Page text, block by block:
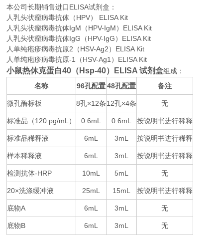
本公司长期销售进口ELISA试剂盒：
人乳头状瘤病毒抗体（HPV） ELISA Kit
人乳头状瘤病毒抗体IgM（HPV-IgM）ELISA Kit
人乳头状瘤病毒抗体IgG（HPV-IgG）ELISA Kit
人单纯疱疹病毒抗原2（HSV-Ag2）ELISA Kit
人单纯疱疹病毒抗原-1（HSV-Ag1）ELISA Kit
小鼠热休克蛋白40（Hsp-40）ELISA 试剂盒组成：
名称
96孔配置 48孔配置 备注
微孔酶标板 8孔×12条 12孔×4条 无
标准品（120 pg/mL ） 0.6mL 0.6mL 按说明书进行稀释
标准品稀释液 6mL 3mL 按说明书进行稀释
样本稀释液 6mL 3mL 按说明书进行稀释
检测抗体-HRP 10mL 5mL 无
20×洗涤缓冲液 25mL 15mL 按说明书进行稀释
底物A 6mL 3mL 无
底物B 6mL 3mL 无